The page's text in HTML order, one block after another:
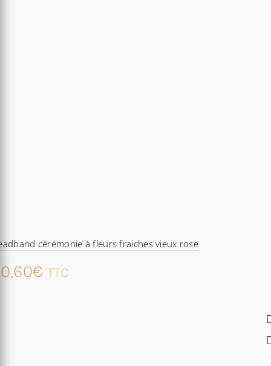
cérémonie à fleurs fraiches vieux rose
€ TTC